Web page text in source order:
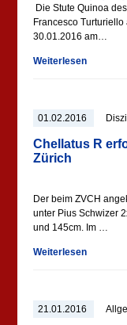
Die Stute Quinoa
Francesco
30.01.2016 am…
Weiterlesen
01.02.2016
Chellatus R
Zürich
Der beim ZVCH
unter Pius Schwizer
und 145cm. Im …
Weiterlesen
21.01.2016